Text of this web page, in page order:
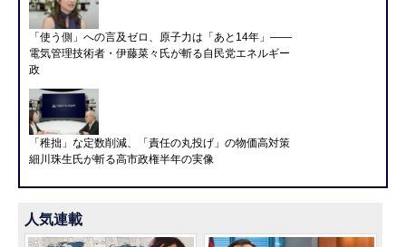
「使う側」への言及ゼロ、原子力は「あと14年」――
電気管理技術者・伊藤菜々氏が斬る自民党エネルギー
政
「稚拙」な定数削減、「責任の丸投げ」の物価高対策
細川珠生氏が斬る高市政権半年の実像
人気連載